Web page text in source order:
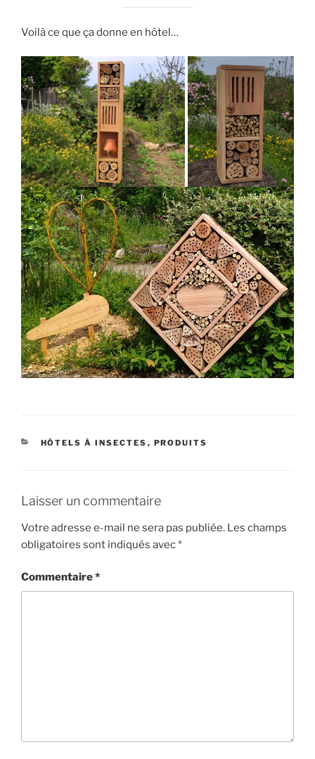
Voilà ce que ça donne en hôtel…
CATÉGORIES
HÔTELS À INSECTES , PRODUITS
Laisser un commentaire
Votre adresse e-mail ne sera pas publiée. Les champs
obligatoires sont indiqués avec*
Commentaire*